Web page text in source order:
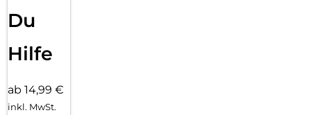
Du
Hilfe
ab 14,99 €
inkl. MwSt.